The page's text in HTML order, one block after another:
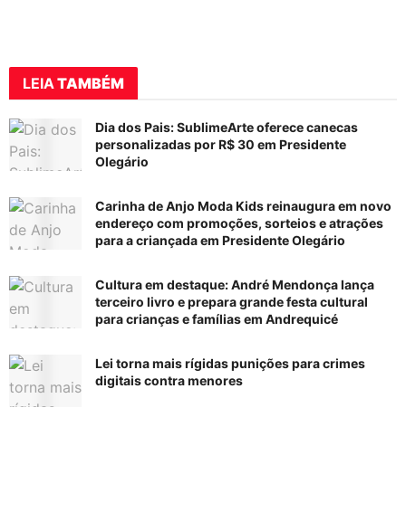
LEIATAMBÉM
Dia dos Pais: SublimeArte oferece canecas
personalizadas por R$ 30 em Presidente
Olegário
Carinha de Anjo Moda Kids reinaugura em novo
endereço com promoções, sorteios e atrações
para a criançada em Presidente Olegário
Cultura em destaque: André Mendonça lança
terceiro livro e prepara grande festa cultural
para crianças e famílias em Andrequicé
Lei torna mais rígidas punições para crimes
digitais contra menores